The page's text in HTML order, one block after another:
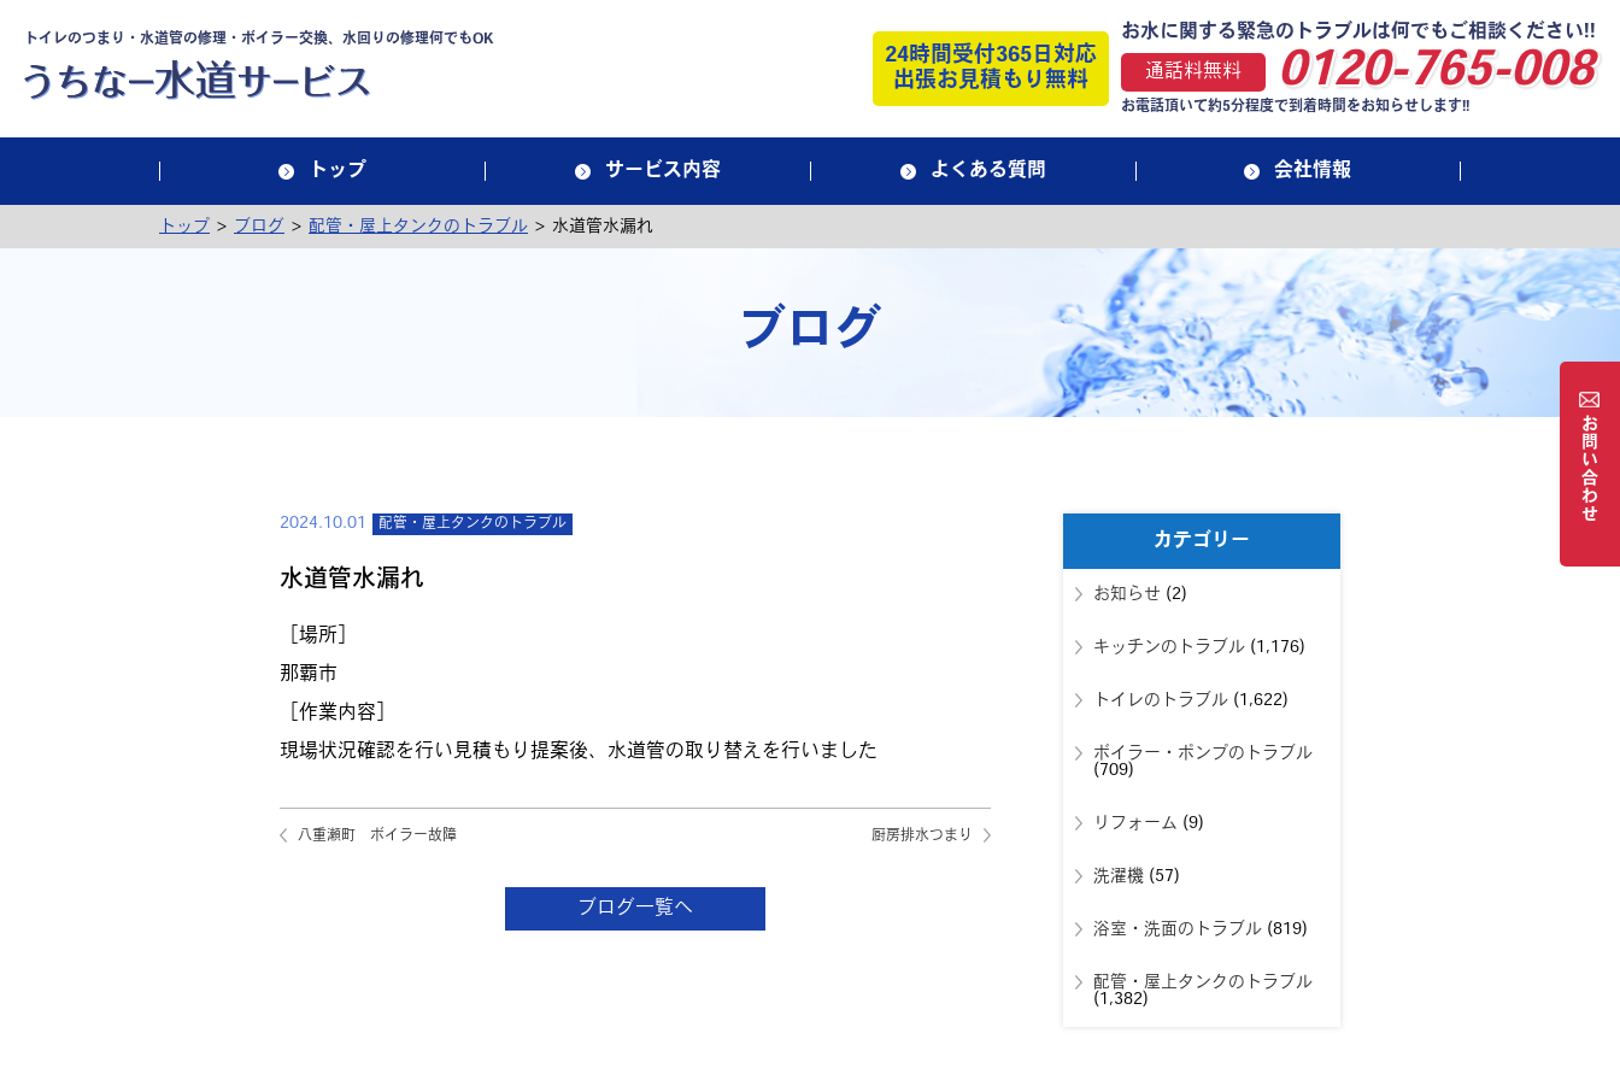
トイレのつまり・水道管の修理・ボイラー交換、水回りの修理何でもOK
24時間受付365日対応
出張お見積もり無料
お水に関する緊急のトラブルは何でもご相談ください!!
通話料無料 0120-765-008
お電話頂いて約5分程度で到着時間をお知らせします!!
トップ サービス内容 よくある質問 会社情報
トップ > ブログ > 配管・屋上タンクのトラブル > 水道管水漏れ
ブログ
2024.10.01 配管・屋上タンクのトラブル
水道管水漏れ
［場所］
那覇市
［作業内容］
現場状況確認を行い見積もり提案後、水道管の取り替えを行いました
八重瀬町 ボイラー故障 厨房排水つまり
ブログ一覧へ
カテゴリー
お知らせ (2)
キッチンのトラブル(1,176)
トイレのトラブル(1,622)
ボイラー・ポンプのトラブル
(709)
リフォーム (9)
洗濯機(57)
浴室・洗面のトラブル(819)
配管・屋上タンクのトラブル
(1,382)
お
問
い
合
わ
せ